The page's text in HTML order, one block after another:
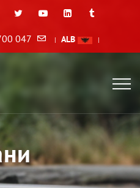
047 | ALB |